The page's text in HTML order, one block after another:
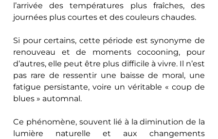
l’arrivée des températures plus fraîches, des
journées plus courtes et des couleurs chaudes.
Si pour certains, cette période est synonyme de
renouveau et de moments cocooning, pour
d’autres, elle peut être plus difficile à vivre. Il n’est
pas rare de ressentir une baisse de moral, une
fatigue persistante, voire un véritable « coup de
blues » automnal.
Ce phénomène, souvent lié à la diminution de la
lumière naturelle et aux changements